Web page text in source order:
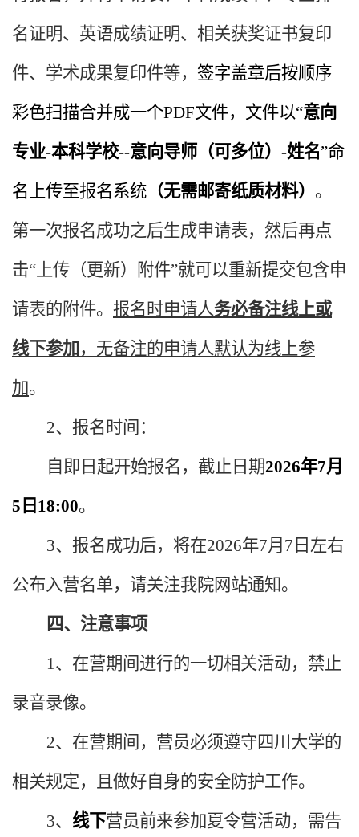
名证明、 英语成绩证明、 相关获奖证书复印
件、学术成果复印件等， 签字盖章后按顺序
彩色扫描合并成一个PDF文件，文件以“意向
专业-本科学校--意向导师（可多位）-姓名”命
名 上传至报名系统 （无需邮寄纸质材料） 。
第一次报名成功之后生成申请表，然后再点
击“上传（更新）附件”就可以重新提交包含申
请表的附件。 报名时申请人务必备注线上或
线下参加 ，无备注的申请人默认为线上参
加。
2、报名时间：
自即日起开始报名，截止日期2026年7月
5 日 18:00。
3、 报名成功后，将在2026年7月 7 日左右
公布入营名单，请关注我院网站通知。
四、注意事项
1、在营期间进行的一切相关活动，禁止
录音录像。
2、在营期间，营员必须遵守四川大学的
相关规定，且做好自身的安全防护工作。
3、 线下营员前来参加夏令营活动，需告